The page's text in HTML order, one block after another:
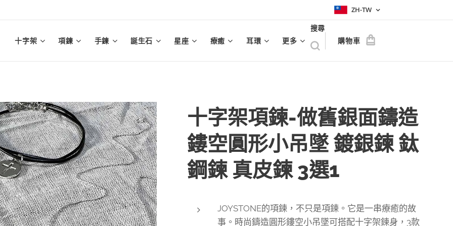
ZH-TW
十字架 項鍊 手鍊 誕生石 星座 療癒 耳環 更多
搜尋
購物車
十字架項鍊-做舊銀面鑄造
鏤空圓形小吊墜 鍍銀鍊 鈦
鋼鍊 真皮鍊 3選1
JOYSTONE的項鍊，不只是項鍊。它是一串療癒的故
事。時尚鑄造圓形鏤空小吊墜可搭配十字架鍊身，3款